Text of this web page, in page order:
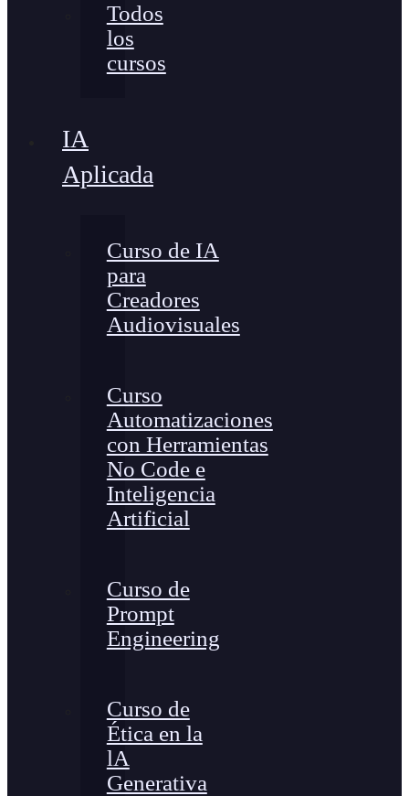
Todos
los
cursos
IA
Aplicada
Curso de IA
para
Creadores
Audiovisuales
Curso
Automatizaciones
con Herramientas
No Code e
Inteligencia
Artificial
Curso de
Prompt
Engineering
Curso de
Ética en la
lA
Generativa